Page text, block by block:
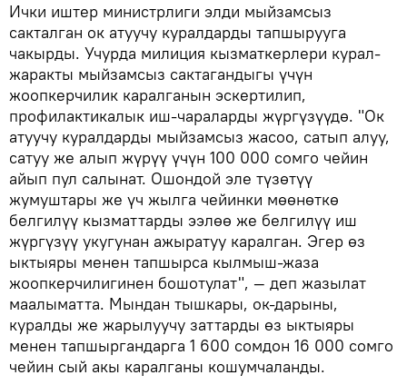
Ички иштер министрлиги элди мыйзамсыз
сакталган ок атуучу куралдарды тапшырууга
чакырды. Учурда милиция кызматкерлери курал-
жаракты мыйзамсыз сактагандыгы үчүн
жоопкерчилик каралганын эскертилип,
профилактикалык иш-чараларды жүргүзүүдө. "Ок
атуучу куралдарды мыйзамсыз жасоо, сатып алуу,
сатуу же алып жүрүү үчүн 100 000 сомго чейин
айып пул салынат. Ошондой эле түзөтүү
жумуштары же үч жылга чейинки мөөнөткө
белгилүү кызматтарды ээлөө же белгилүү иш
жүргүзүү укугунан ажыратуу каралган. Эгер өз
ыктыяры менен тапшырса кылмыш-жаза
жоопкерчилигинен бошотулат", — деп жазылат
маалыматта. Мындан тышкары, ок-дарыны,
куралды же жарылуучу заттарды өз ыктыяры
менен тапшыргандарга 1 600 сомдон 16 000 сомго
чейин сый акы каралганы кошумчаланды.